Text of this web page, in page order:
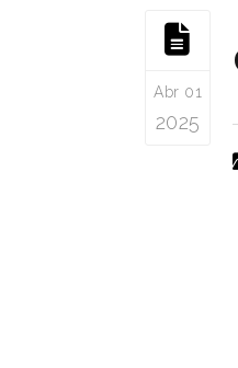
Abr 01
2025